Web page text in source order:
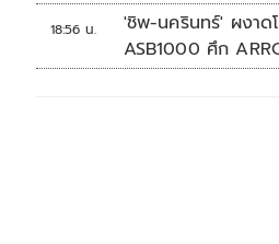
18:56 น.
'ชิพ-นครินทร์' ผงาด
ASB1000 ศึก